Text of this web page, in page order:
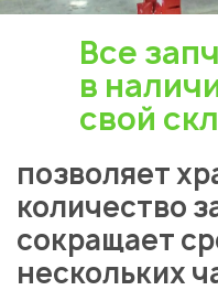
Все
в
свой
позволяет
количество
сокращает
нескольких
Астана